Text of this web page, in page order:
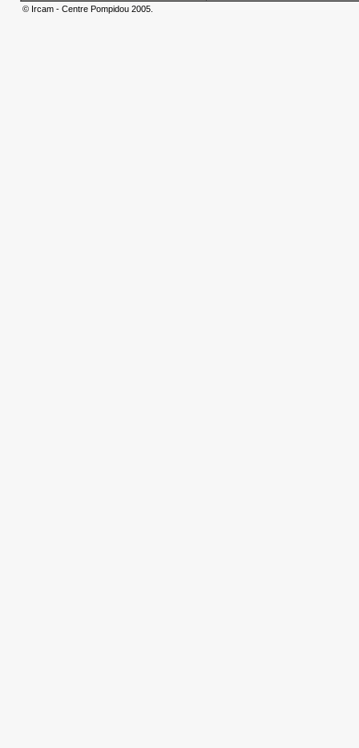
© Ircam - Centre Pompidou 2005.